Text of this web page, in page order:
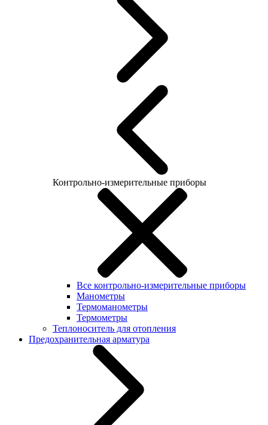
Контрольно-измерительные приборы
Все контрольно-измерительные приборы
Манометры
Термоманометры
Термометры
Теплоноситель для отопления
Предохранительная арматура